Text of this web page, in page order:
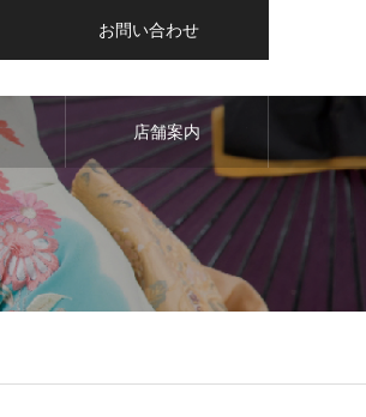
お問い合わせ
店舗案内